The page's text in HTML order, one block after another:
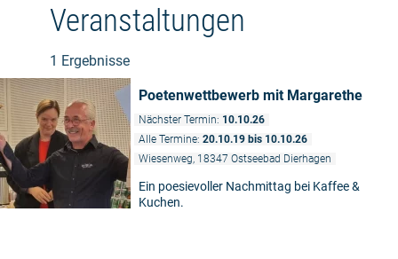
Veranstaltungen
1 Ergebnisse
Poetenwettbewerb mit Margarethe
Nächster Termin: 10.10.26
Alle Termine: 20.10.19 bis 10.10.26
Wiesenweg, 18347 Ostseebad Dierhagen
Ein poesievoller Nachmittag bei Kaffee &
Kuchen.